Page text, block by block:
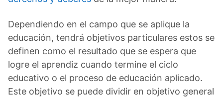
Dependiendo en el campo que se aplique la
educación, tendrá objetivos particulares estos se
definen como el resultado que se espera que
logre el aprendiz cuando termine el ciclo
educativo o el proceso de educación aplicado.
Este objetivo se puede dividir en objetivo general